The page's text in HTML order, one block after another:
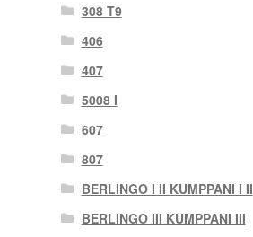
308 T9
406
407
5008 I
607
807
BERLINGO I II KUMPPANI I II
BERLINGO III KUMPPANI III